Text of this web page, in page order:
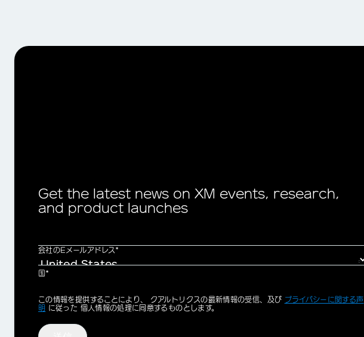
Get the latest news on XM events, research,
and product launches
会社のEメールアドレス*
国*
Privacy
Optin
この情報を提供することにより、 クアルトリクスの最新情報の受信、及び プライバシーに関する声
明 に従った 個人情報の処理に同意するものとします。